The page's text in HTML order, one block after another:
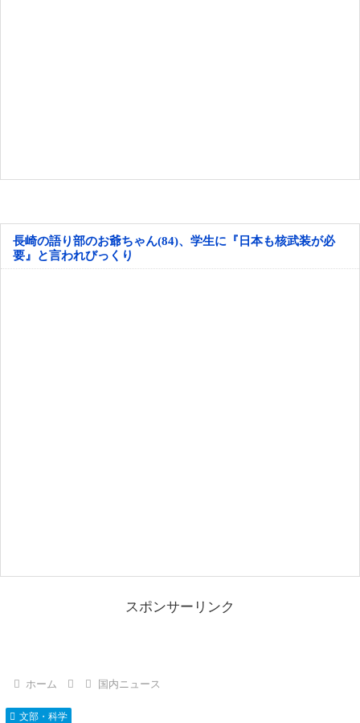
長崎の語り部のお爺ちゃん(84)、学生に『日本も核武装が必
要』と言われびっくり
スポンサーリンク
ホーム 国内ニュース
文部・科学